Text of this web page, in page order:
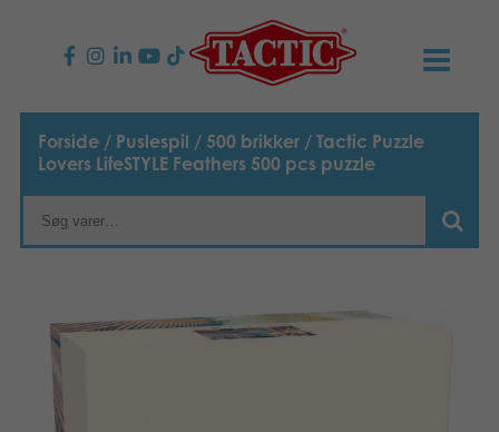
PRODUKTER
Børnespil
TACTIC
Forside / Puslespil / 500 brikker / Tactic Puzzle
Lovers LifeSTYLE Feathers 500 pcs puzzle